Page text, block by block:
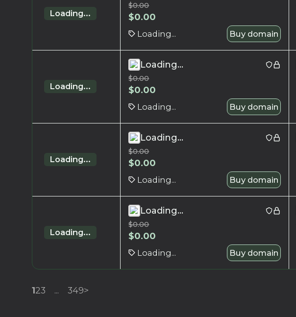
Loading...
$0.00
$0.00
Loading... Buy domain
Loading...
Loading...
$0.00
$0.00
Loading... Buy domain
Loading...
Loading...
$0.00
$0.00
Loading... Buy domain
Loading...
Loading...
$0.00
$0.00
Loading... Buy domain
123 ... 349>